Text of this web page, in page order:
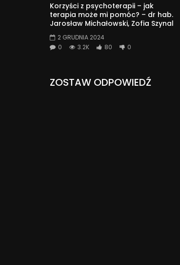
Korzyści z psychoterapii – jak
terapia może mi pomóc? – dr hab.
Jarosław Michałowski, Zofia Szynal
2 GRUDNIA 2024
0
3.2K 80 0
ZOSTAW ODPOWIEDŹ